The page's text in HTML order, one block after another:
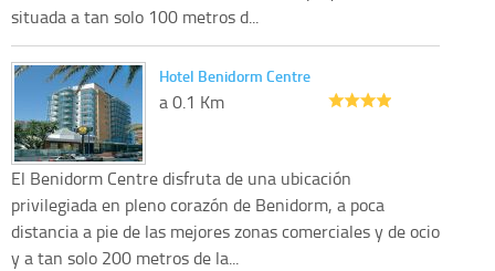
situada a tan solo 100 metros d...
Hotel Benidorm Centre
a 0.1 Km
El Benidorm Centre disfruta de una ubicación
privilegiada en pleno corazón de Benidorm, a poca
distancia a pie de las mejores zonas comerciales y de ocio
y a tan solo 200 metros de la...